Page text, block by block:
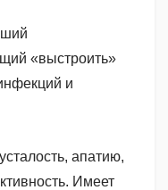
«выстроить»
и
апатию,
Имеет